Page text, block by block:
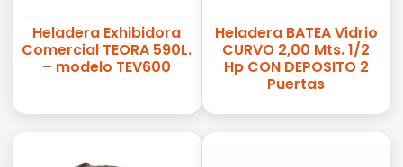
Heladera Exhibidora
Comercial TEORA 590L.
– modelo TEV600
Heladera BATEA Vidrio
CURVO 2,00 Mts. 1/2
Hp CON DEPOSITO 2
Puertas